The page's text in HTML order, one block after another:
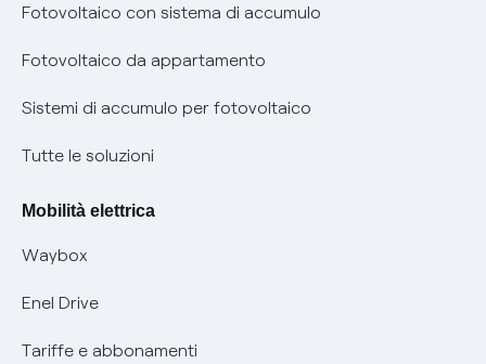
Diritto di ripensamento
Parental Control – Navigazione sicura
Informazioni precontrattuali prodotti e servizi
Condizioni generali di contratto prodotti e servizi
prescrizione
Remit
Certificazioni
Nuove regole europee per la protezione dei dati
Offerte Placet non vulnerabili
Offerta Tutela Vulnerabilità Gas
Mobilità Elettrica
Phishing e truffe online
Fotovoltaico con sistema di accumulo
Fotovoltaico da appartamento
Sistemi di accumulo per fotovoltaico
Tutte le soluzioni
Mobilità elettrica
Waybox
Enel Drive
Tariffe e abbonamenti